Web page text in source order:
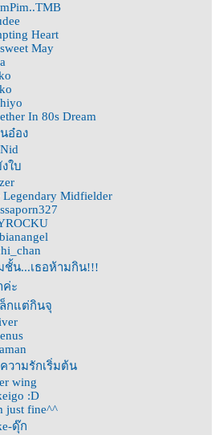
Heart
May
In 80s Dream
อ๋อง
ใบ
Legendary Midfielder
ชั้น...เธอห้ามกิน!!!
ค่ะ
ล็กแต่กินจุ
วามรักเริ่มต้น
wing
:D
just fine^^
ดุ๊ก